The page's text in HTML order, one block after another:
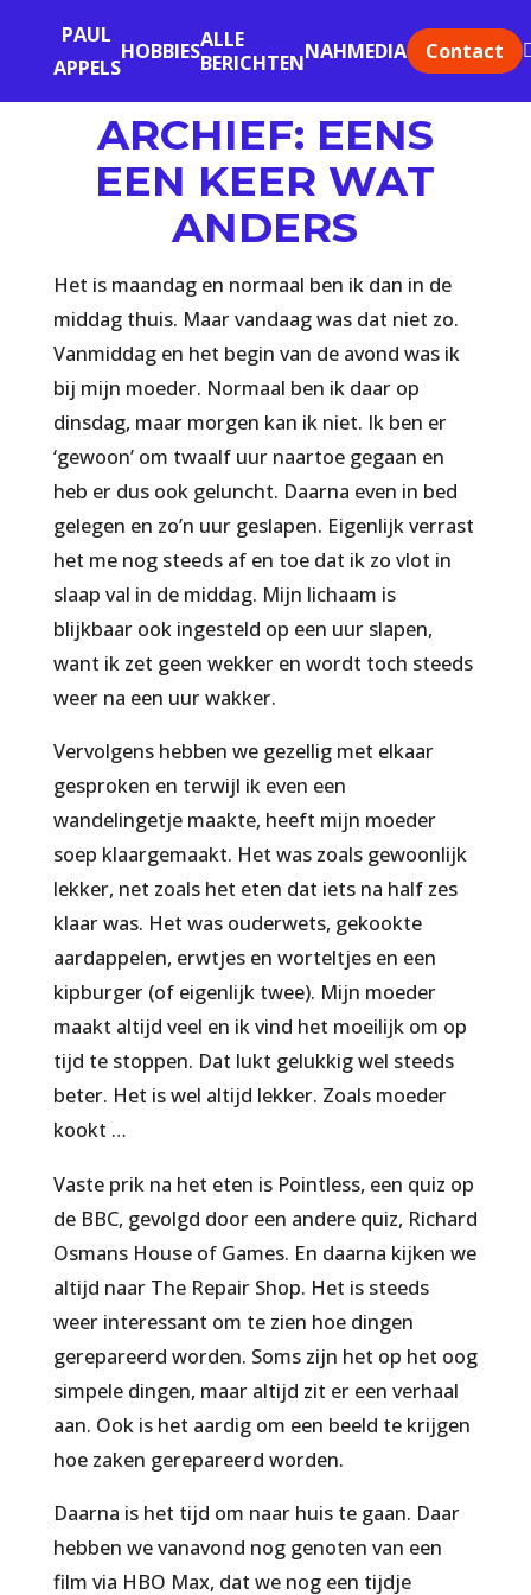
PAUL
APPELS
HOBBIESALLE
BERICHTENNAHMEDIA Contact
ARCHIEF: EENS
EEN KEER WAT
ANDERS
Het is maandag en normaal ben ik dan in de
middag thuis. Maar vandaag was dat niet zo.
Vanmiddag en het begin van de avond was ik
bij mijn moeder. Normaal ben ik daar op
dinsdag, maar morgen kan ik niet. Ik ben er
‘gewoon’ om twaalf uur naartoe gegaan en
heb er dus ook geluncht. Daarna even in bed
gelegen en zo’n uur geslapen. Eigenlijk verrast
het me nog steeds af en toe dat ik zo vlot in
slaap val in de middag. Mijn lichaam is
blijkbaar ook ingesteld op een uur slapen,
want ik zet geen wekker en wordt toch steeds
weer na een uur wakker.
Vervolgens hebben we gezellig met elkaar
gesproken en terwijl ik even een
wandelingetje maakte, heeft mijn moeder
soep klaargemaakt. Het was zoals gewoonlijk
lekker, net zoals het eten dat iets na half zes
klaar was. Het was ouderwets, gekookte
aardappelen, erwtjes en worteltjes en een
kipburger (of eigenlijk twee). Mijn moeder
maakt altijd veel en ik vind het moeilijk om op
tijd te stoppen. Dat lukt gelukkig wel steeds
beter. Het is wel altijd lekker. Zoals moeder
kookt …
Vaste prik na het eten is Pointless, een quiz op
de BBC, gevolgd door een andere quiz, Richard
Osmans House of Games. En daarna kijken we
altijd naar The Repair Shop. Het is steeds
weer interessant om te zien hoe dingen
gerepareerd worden. Soms zijn het op het oog
simpele dingen, maar altijd zit er een verhaal
aan. Ook is het aardig om een beeld te krijgen
hoe zaken gerepareerd worden.
Daarna is het tijd om naar huis te gaan. Daar
hebben we vanavond nog genoten van een
film via HBO Max, dat we nog een tijdje